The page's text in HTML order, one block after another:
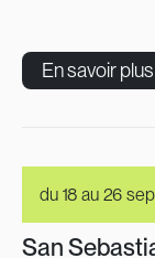
En savoir plus
du 18 au 26
San